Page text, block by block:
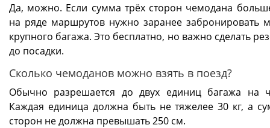
Да, можно. Если сумма трёх сторон чемодана
на ряде маршрутов нужно заранее забронировать
крупного багажа. Это бесплатно, но важно сделать
до посадки.
Сколько чемоданов можно взять в поезд?
Обычно разрешается до двух единиц багажа на
Каждая единица должна быть не тяжелее 30 кг, а
сторон не должна превышать 250 см.